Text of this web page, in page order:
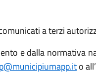
a terzi
e dalla normativa
o